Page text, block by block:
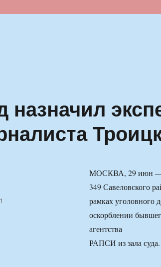
назначил
МОСКВА, 29 июн —
349 Савеловского
рамках уголовного
оскорблении
агентства
РАПСИ из зала суда.